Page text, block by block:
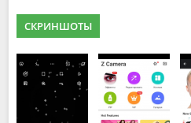
СКРИНШОТЫ